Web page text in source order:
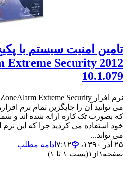
تامین امنیت سیستم با
Extreme Security 2012
10.1.079
می توانید آن را جایگزین تمام نرم
که بصورت تک کاره ارائه شده اند و شما
خود استفاده می کردید چرا که این نرم
می تواند...
۲۵ آذر ۱۳۹۰،‏ ۷:۱۲
ادامه مطلب
صفحه ۱ از ۱(پست ۱ تا ۱)